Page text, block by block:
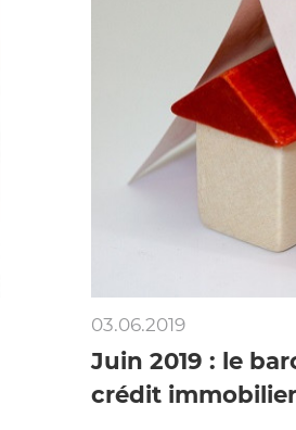
03.06.2019
Juin 2019 : le
crédit